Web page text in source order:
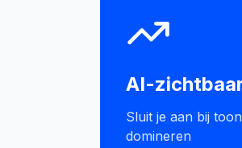
AI-
Sluit je aan bij
domineren